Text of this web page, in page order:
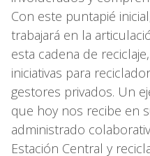
Con este puntapié
trabajará en la
esta cadena de
iniciativas para
gestores privados. Un
que hoy nos recibe en
administrado
Estación Central y